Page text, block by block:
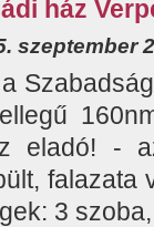
ház
szeptember
eladó! -
falazata
3